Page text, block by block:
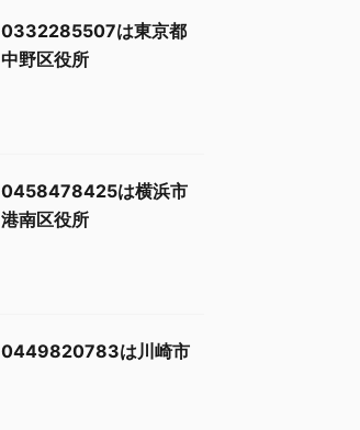
0332285507は東京都
中野区役所
0458478425は横浜市
港南区役所
0449820783は川崎市